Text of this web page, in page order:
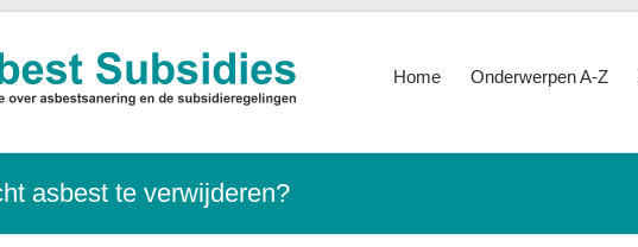
Home Onderwerpen A-Z
asbest te verwijderen?